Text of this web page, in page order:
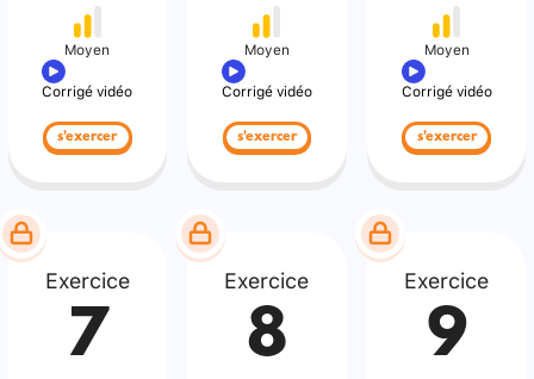
Moyen
Corrigé vidéo
s'exercer
Moyen
Corrigé vidéo
s'exercer
Moyen
Corrigé vidéo
s'exercer
Exercice
7
Exercice
8
Exercice
9